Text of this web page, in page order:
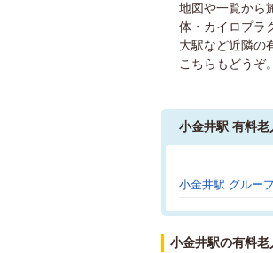
地図や一覧から
体・カイロプラ
大駅など近隣の
こちらもどうぞ。
小金井駅 有料
小金井駅 グルー
小金井駅の有料